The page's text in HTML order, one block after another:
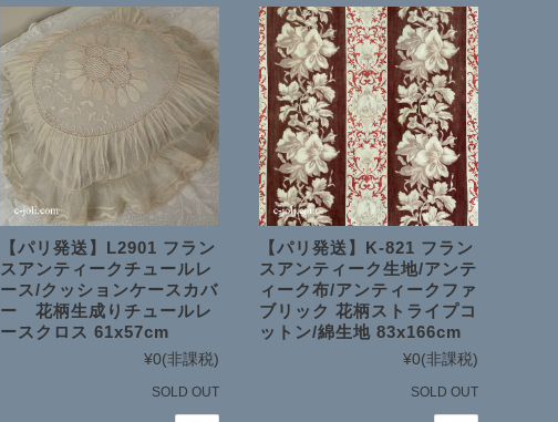
【パリ発送】L2901 フラン
スアンティークチュールレ
ース/クッションケースカバ
ー 花柄生成りチュールレ
ースクロス 61x57cm
¥0(非課税)
SOLD OUT
【パリ発送】K-821 フラン
スアンティーク生地/アンテ
ィーク布/アンティークファ
ブリック 花柄ストライプコ
ットン/綿生地 83x166cm
¥0(非課税)
SOLD OUT